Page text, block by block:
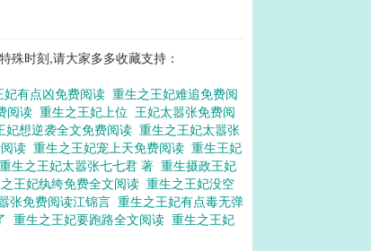
殊时刻,请大家多多收藏支持：
妃有点凶免费阅读 重生之王妃难追免费阅
阅读 重生之王妃上位 王妃太嚣张免费阅
妃想逆袭全文免费阅读 重生之王妃太嚣张
读 重生之王妃宠上天免费阅读 重生王妃
重生之王妃太嚣张七七君 著 重生摄政王妃
王妃纨绔免费全文阅读 重生之王妃没空
张免费阅读江锦言 重生之王妃有点毒无弹
重生之王妃要跑路全文阅读 重生之王妃